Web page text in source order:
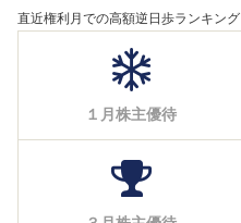
直近権利月での高額逆日歩ランキング
１月株主優待